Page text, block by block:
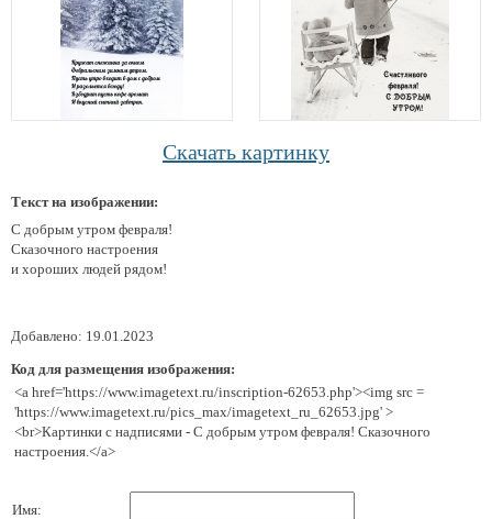
Скачать картинку
Текст на изображении:
С добрым утром февраля!
Сказочного настроения
и хороших людей рядом!
Добавлено: 19.01.2023
Код для размещения изображения:
<a href='https://www.imagetext.ru/inscription-62653.php'><img src =
'https://www.imagetext.ru/pics_max/imagetext_ru_62653.jpg' >
<br>Картинки с надписями - С добрым утром февраля! Сказочного
настроения.</a>
Имя: